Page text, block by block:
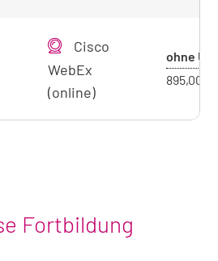
Cisco
WebEx
(online)
ohne Üb.
895,00 €
Fortbildung